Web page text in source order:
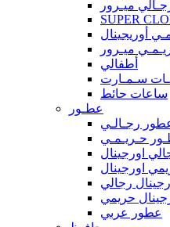
ميـرور
SUPER
أوريجينال
ميـرور
أطفالي
سـمـارت
ساعات حائط
عطـور
رجـالـي
حـريـمـي
اورجينال
اورجينال
رجالي
حريمي
عطور عربي